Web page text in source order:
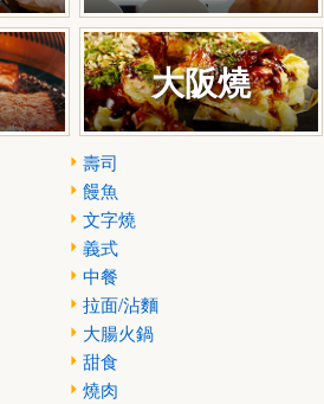
大阪燒
壽司
饅魚
文字燒
義式
中餐
拉面/沾麵
大腸火鍋
甜食
燒肉